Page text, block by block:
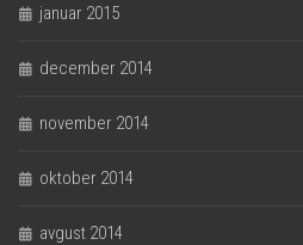
januar 2015
december 2014
november 2014
oktober 2014
avgust 2014